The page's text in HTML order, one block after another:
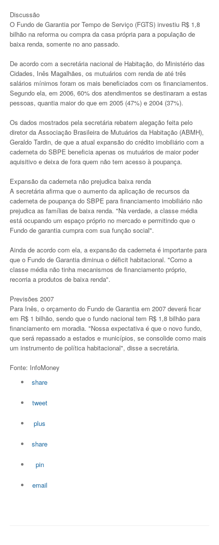
Discussão
O Fundo de Garantia por Tempo de Serviço (FGTS) investiu R$ 1,8
bilhão na reforma ou compra da casa própria para a população de
baixa renda, somente no ano passado.
De acordo com a secretária nacional de Habitação, do Ministério das
Cidades, Inês Magalhães, os mutuários com renda de até três
salários mínimos foram os mais beneficiados com os financiamentos.
Segundo ela, em 2006, 60% dos atendimentos se destinaram a estas
pessoas, quantia maior do que em 2005 (47%) e 2004 (37%).
Os dados mostrados pela secretária rebatem alegação feita pelo
diretor da Associação Brasileira de Mutuários da Habitação (ABMH),
Geraldo Tardin, de que a atual expansão do crédito imobiliário com a
caderneta do SBPE beneficia apenas os mutuários de maior poder
aquisitivo e deixa de fora quem não tem acesso à poupança.
Expansão da caderneta não prejudica baixa renda
A secretária afirma que o aumento da aplicação de recursos da
caderneta de poupança do SBPE para financiamento imobiliário não
prejudica as famílias de baixa renda. "Na verdade, a classe média
está ocupando um espaço próprio no mercado e permitindo que o
Fundo de garantia cumpra com sua função social".
Ainda de acordo com ela, a expansão da caderneta é importante para
que o Fundo de Garantia diminua o déficit habitacional. "Como a
classe média não tinha mecanismos de financiamento próprio,
recorria a produtos de baixa renda".
Previsões 2007
Para Inês, o orçamento do Fundo de Garantia em 2007 deverá ficar
em R$ 1 bilhão, sendo que o fundo nacional tem R$ 1,8 bilhão para
financiamento em moradia. "Nossa expectativa é que o novo fundo,
que será repassado a estados e municípios, se consolide como mais
um instrumento de política habitacional", disse a secretária.
Fonte: InfoMoney
share
tweet
plus
share
pin
email